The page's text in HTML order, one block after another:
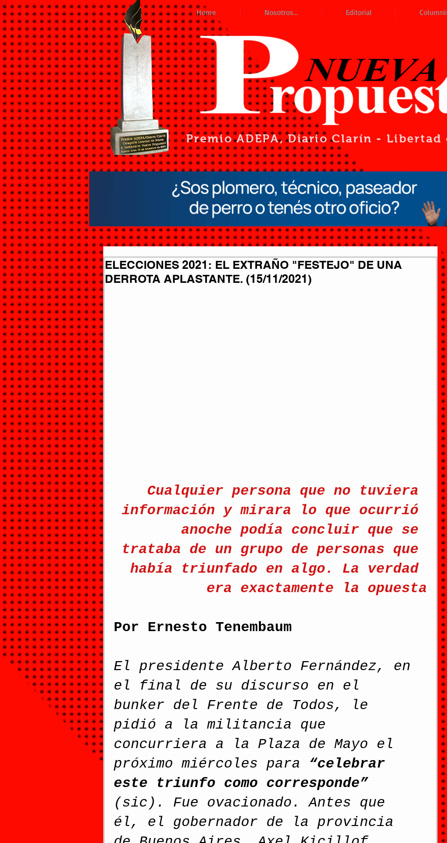
Home Nosotros... Editorial
Premio ADEPA, Diario Clarín - Libertad
ELECCIONES 2021: EL EXTRAÑO "FESTEJO" DE UNA
DERROTA APLASTANTE. (15/11/2021)
Cualquier persona que no tuviera
información y mirara lo que ocurrió
anoche podía concluir que se
trataba de un grupo de personas que
había triunfado en algo. La verdad
era exactamente la opuesta
Por Ernesto Tenembaum
El presidente Alberto Fernández, en
el final de su discurso en el
bunker del Frente de Todos, le
pidió a la militancia que
concurriera a la Plaza de Mayo el
próximo miércoles para “celebrar
este triunfo como corresponde”
(sic). Fue ovacionado. Antes que
él, el gobernador de la provincia